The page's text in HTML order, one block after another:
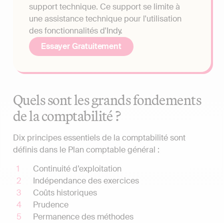
support technique. Ce support se limite à
une assistance technique pour l'utilisation
des fonctionnalités d'Indy.
Essayer Gratuitement
Quels sont les grands fondements
de la comptabilité ?
Dix principes essentiels de la comptabilité sont
définis dans le Plan comptable général :
Continuité d’exploitation
Indépendance des exercices
Coûts historiques
Prudence
Permanence des méthodes